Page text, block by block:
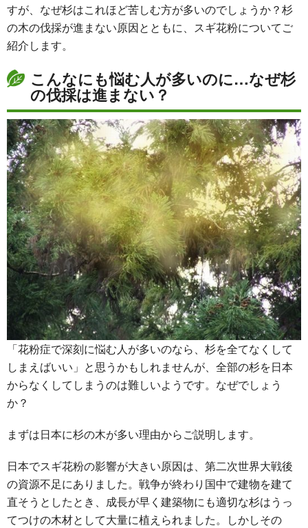
すが、なぜ杉はこれほど苦しむ方が多いのでしょうか？杉
の木の伐採が進まない原因とともに、スギ花粉についてご
紹介します。
こんなにも悩む人が多いのに…なぜ杉
の伐採は進まない？
「花粉症で深刻に悩む人が多いのなら、杉を全てなくして
しまえばいい」と思うかもしれませんが、全部の杉を日本
からなくしてしまうのは難しいようです。なぜでしょう
か？
まずは日本に杉の木が多い理由からご説明します。
日本でスギ花粉の影響が大きい原因は、第二次世界大戦後
の資源不足にありました。戦争が終わり国中で建物を建て
直そうとしたとき、成長が早く建築物にも適切な杉はうっ
てつけの木材として大量に植えられました。しかしその